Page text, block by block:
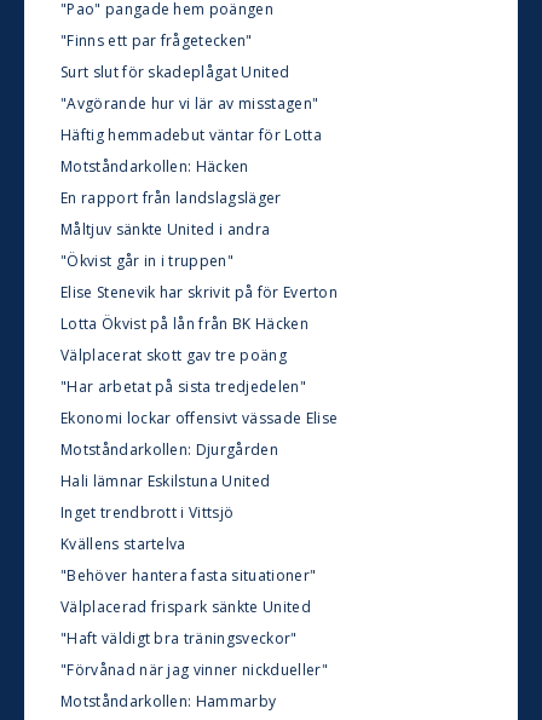
"Pao" pangade hem poängen
"Finns ett par frågetecken"
Surt slut för skadeplågat United
"Avgörande hur vi lär av misstagen"
Häftig hemmadebut väntar för Lotta
Motståndarkollen: Häcken
En rapport från landslagsläger
Måltjuv sänkte United i andra
"Ökvist går in i truppen"
Elise Stenevik har skrivit på för Everton
Lotta Ökvist på lån från BK Häcken
Välplacerat skott gav tre poäng
"Har arbetat på sista tredjedelen"
Ekonomi lockar offensivt vässade Elise
Motståndarkollen: Djurgården
Hali lämnar Eskilstuna United
Inget trendbrott i Vittsjö
Kvällens startelva
"Behöver hantera fasta situationer"
Välplacerad frispark sänkte United
"Haft väldigt bra träningsveckor"
"Förvånad när jag vinner nickdueller"
Motståndarkollen: Hammarby